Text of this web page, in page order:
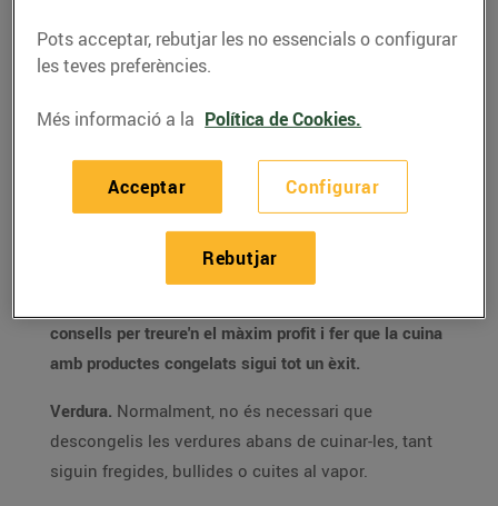
Descongela amb èxit
els aliments
Segurament aquests dies tens el congelador més ple
l'hora de fer-los servir i cal saber si abans cal
consells per treure'n el màxim profit i fer que la cuina
amb productes congelats sigui tot un èxit.
Verdura. Normalment, no és necessari que
descongelis les verdures abans de cuinar-les, tant
siguin fregides, bullides o cuites al vapor.
Pots acceptar, rebutjar les no essencials o configurar
les teves preferències.
Més informació a la Política de Cookies.
Configurar
Rebutjar
Acceptar